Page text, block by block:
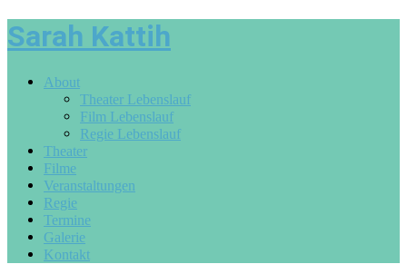
Sarah Kattih
About
Theater Lebenslauf
Film Lebenslauf
Regie Lebenslauf
Theater
Filme
Veranstaltungen
Regie
Termine
Galerie
Kontakt